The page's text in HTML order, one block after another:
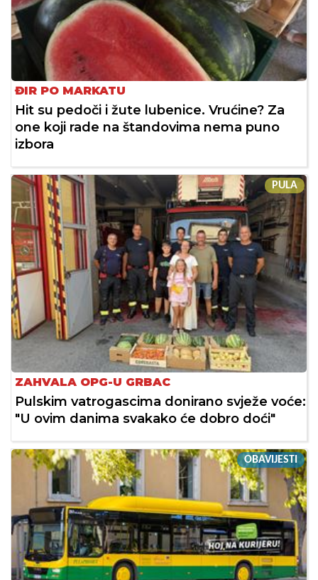
ĐIR PO MARKATU
Hit su pedoči i žute lubenice. Vrućine? Za
one koji rade na štandovima nema puno
izbora
PULA
ZAHVALA OPG-U GRBAC
Pulskim vatrogascima donirano svježe voće:
"U ovim danima svakako će dobro doći"
OBAVIJESTI